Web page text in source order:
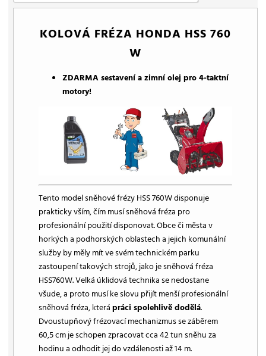
KOLOVÁ FRÉZA HONDA HSS 760
W
ZDARMA sestavení a zimní olej pro 4-taktní
motory!
Tento model sněhové frézy HSS 760W disponuje
prakticky vším, čím musí sněhová fréza pro
profesionální použití disponovat. Obce či města v
horkých a podhorských oblastech a jejich komunální
služby by měly mít ve svém technickém parku
zastoupení takových strojů, jako je sněhová fréza
HSS760W. Velká úklidová technika se nedostane
všude, a proto musí ke slovu přijít menší profesionální
sněhová fréza, kterápráci spolehlivě dodělá.
Dvoustupňový frézovací mechanizmus se záběrem
60,5 cm je schopen zpracovat cca 42 tun sněhu za
hodinu a odhodit jej do vzdálenosti až 14 m.